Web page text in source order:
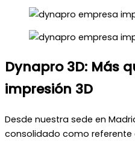
Dynapro 3D: Más
impresión 3D
Desde nuestra sede en
consolidado como